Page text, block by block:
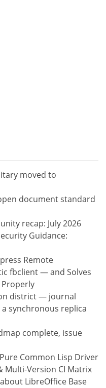
moved to
document standard
recap: July 2026
Guidance:
Remote
fbclient — and Solves
district — journal
synchronous replica
complete, issue
Common Lisp Driver
Multi-Version CI Matrix
LibreOffice Base